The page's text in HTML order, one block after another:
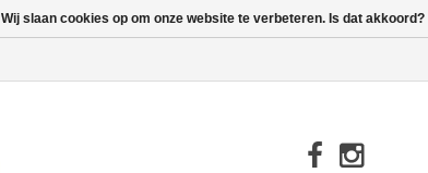
Wij slaan cookies op om onze website te verbeteren. Is dat akkoord?